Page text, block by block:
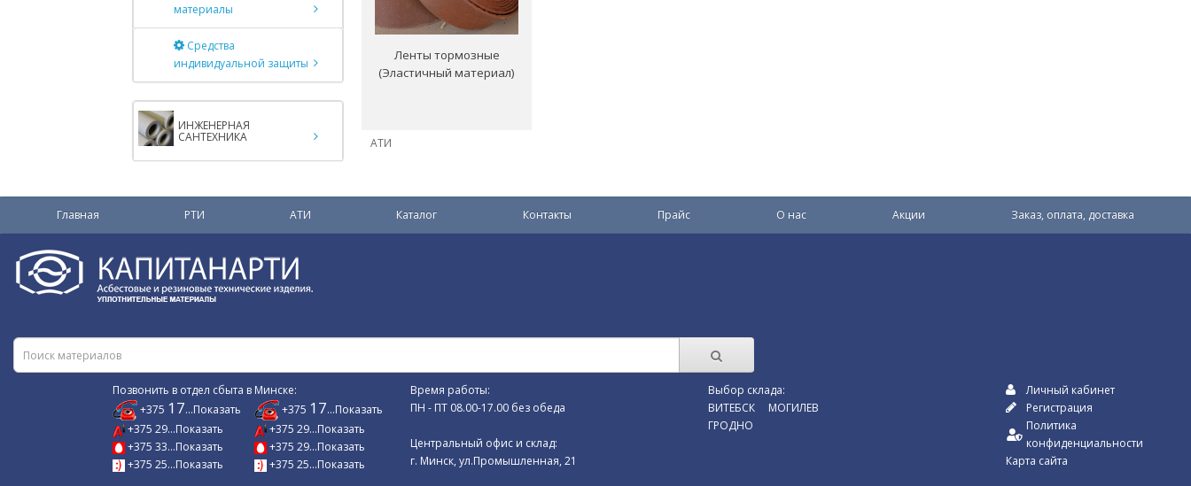
материалы
Средства
индивидуальной защиты
ИНЖЕНЕРНАЯ
САНТЕХНИКА
Ленты тормозные
(Эластичный материал)
АТИ
Главная РТИ АТИ Каталог Контакты Прайс О нас Акции Заказ, оплата, доставка
Позвонить в отдел сбыта в Минске:
+375 17...Показать
+375 29...Показать
+375 33...Показать
+375 25...Показать
+375 17...Показать
+375 29...Показать
+375 29...Показать
+375 25...Показать
Время работы:
ПН - ПТ 08.00-17.00 без обеда
Центральный офис и склад:
г. Минск, ул.Промышленная, 21
Выбор склада:
ВИТЕБСК
ГРОДНО
МОГИЛЕВ
Личный кабинет
Регистрация
Политика
конфиденциальности
Карта сайта